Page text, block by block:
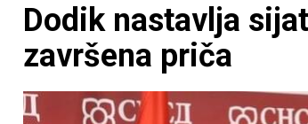
Dodik nastavlja
završena priča